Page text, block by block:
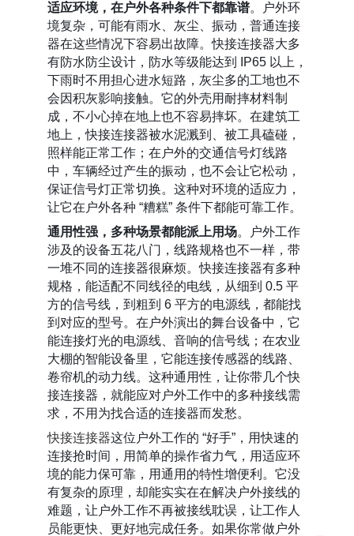
适应环境，在户外各种条件下都靠谱。户外环
境复杂，可能有雨水、灰尘、振动，普通连接
器在这些情况下容易出故障。快接连接器大多
有防水防尘设计，防水等级能达到 IP65 以上，
下雨时不用担心进水短路，灰尘多的工地也不
会因积灰影响接触。它的外壳用耐摔材料制
成，不小心掉在地上也不容易摔坏。在建筑工
地上，快接连接器被水泥溅到、被工具磕碰，
照样能正常工作；在户外的交通信号灯线路
中，车辆经过产生的振动，也不会让它松动，
保证信号灯正常切换。这种对环境的适应力，
让它在户外各种 “糟糕” 条件下都能可靠工作。
通用性强，多种场景都能派上用场。户外工作
涉及的设备五花八门，线路规格也不一样，带
一堆不同的连接器很麻烦。快接连接器有多种
规格，能适配不同线径的电线，从细到 0.5 平
方的信号线，到粗到 6 平方的电源线，都能找
到对应的型号。在户外演出的舞台设备中，它
能连接灯光的电源线、音响的信号线；在农业
大棚的智能设备里，它能连接传感器的线路、
卷帘机的动力线。这种通用性，让你带几个快
接连接器，就能应对户外工作中的多种接线需
求，不用为找合适的连接器而发愁。
快接连接器这位户外工作的 “好手”，用快速的
连接抢时间，用简单的操作省力气，用适应环
境的能力保可靠，用通用的特性增便利。它没
有复杂的原理，却能实实在在解决户外接线的
难题，让户外工作不再被接线耽误，让工作人
员能更快、更好地完成任务。如果你常做户外